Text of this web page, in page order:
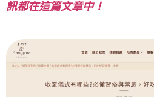
訊都在這篇文章中！